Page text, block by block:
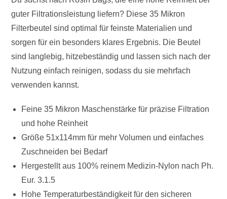
guter Filtrationsleistung liefern? Diese 35 Mikron
Filterbeutel sind optimal für feinste Materialien und
sorgen für ein besonders klares Ergebnis. Die Beutel
sind langlebig, hitzebeständig und lassen sich nach der
Nutzung einfach reinigen, sodass du sie mehrfach
verwenden kannst.
Feine 35 Mikron Maschenstärke für präzise Filtration
und hohe Reinheit
Größe 51x114mm für mehr Volumen und einfaches
Zuschneiden bei Bedarf
Hergestellt aus 100% reinem Medizin-Nylon nach Ph.
Eur. 3.1.5
Hohe Temperaturbeständigkeit für den sicheren